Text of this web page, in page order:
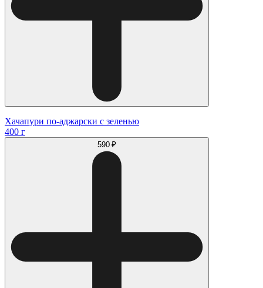
Хачапури по-аджарски с зеленью
400 г
590 ₽